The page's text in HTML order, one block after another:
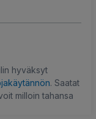
hyväksyt
. Saatat
milloin tahansa